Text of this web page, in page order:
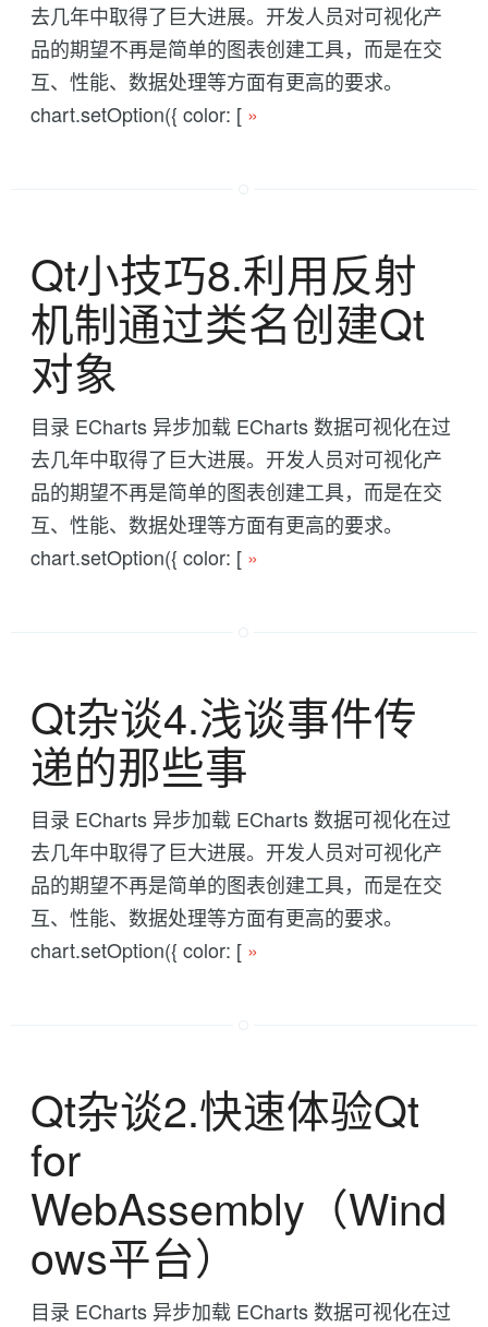
去几年中取得了巨大进展。开发人员对可视化产
品的期望不再是简单的图表创建工具，而是在交
互、性能、数据处理等方面有更高的要求。
chart.setOption({ color: [ »
Qt小技巧8.利用反射
机制通过类名创建Qt
对象
目录 ECharts 异步加载 ECharts 数据可视化在过
去几年中取得了巨大进展。开发人员对可视化产
品的期望不再是简单的图表创建工具，而是在交
互、性能、数据处理等方面有更高的要求。
chart.setOption({ color: [ »
Qt杂谈4.浅谈事件传
递的那些事
目录 ECharts 异步加载 ECharts 数据可视化在过
去几年中取得了巨大进展。开发人员对可视化产
品的期望不再是简单的图表创建工具，而是在交
互、性能、数据处理等方面有更高的要求。
chart.setOption({ color: [ »
Qt杂谈2.快速体验Qt
for
WebAssembly（Wind
ows平台）
目录 ECharts 异步加载 ECharts 数据可视化在过